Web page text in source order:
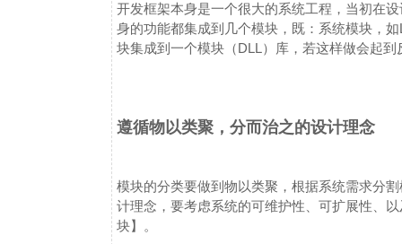
开发框架本身是一个很大的系统工程，当初在
身的功能都集成到几个模块，既：系统模块，
块集成到一个模块（DLL）库，若这样做会起
遵循物以类聚，分而治之的设计理念
模块的分类要做到物以类聚，根据系统需求分
计理念，要考虑系统的可维护性、可扩展性、
块】。